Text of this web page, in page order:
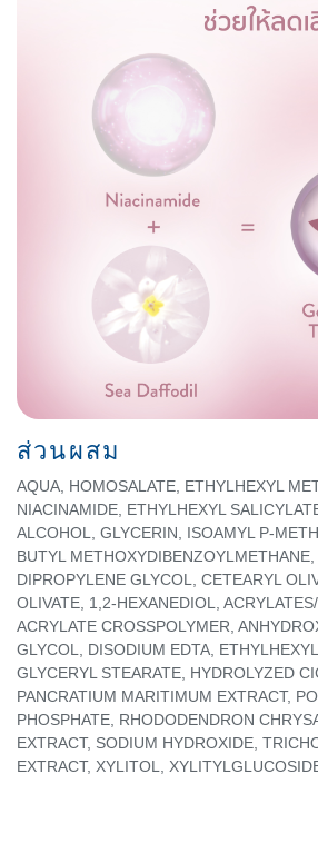
ส่วนผสม
AQUA, HOMOSALATE, ETHYLHEXYL
NIACINAMIDE, ETHYLHEXYL
ALCOHOL, GLYCERIN, ISOAMYL P-
BUTYL METHOXYDIBENZOYLMETHANE,
DIPROPYLENE GLYCOL, CETEARYL
OLIVATE, 1,2-HEXANEDIOL,
ACRYLATE CROSSPOLYMER,
GLYCOL, DISODIUM EDTA,
GLYCERYL STEARATE, HYDROLYZED
PANCRATIUM MARITIMUM EXTRACT,
PHOSPHATE, RHODODENDRON
EXTRACT, SODIUM HYDROXIDE,
EXTRACT, XYLITOL,